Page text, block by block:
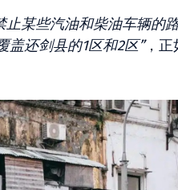
止某些汽油和柴油车辆的
盖还剑县的1区和2区”，正